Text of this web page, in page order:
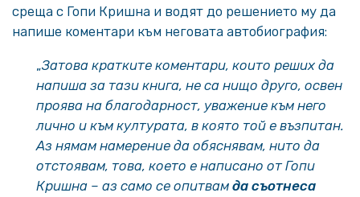
среща с Гопи Кришна и водят до решението му да
напише коментари към неговата автобиография:
„Затова кратките коментари, които реших да
напиша за тази книга, не са нищо друго, освен
проява на благодарност, уважение към него
лично и към културата, в която той е възпитан.
Аз нямам намерение да обяснявам, нито да
отстоявам, това, което е написано от Гопи
Кришна – аз само се опитвам да съотнеса